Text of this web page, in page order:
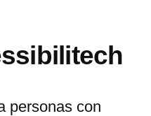
personas con